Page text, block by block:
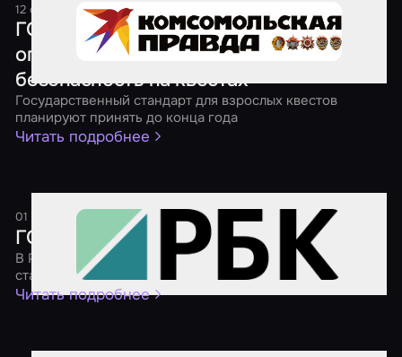
12 октября 20241 минута
ГОСТы, рейтинги и возрастные
ограничения: как обеспечивают
безопасность на квестах
Государственный стандарт для взрослых квестов
планируют принять до конца года
Читать подробнее
01 сентября 2024 1 минута
ГОСТ для квестов
В России началась разработка государственного
стандарта для организаторов квестов
Читать подробнее